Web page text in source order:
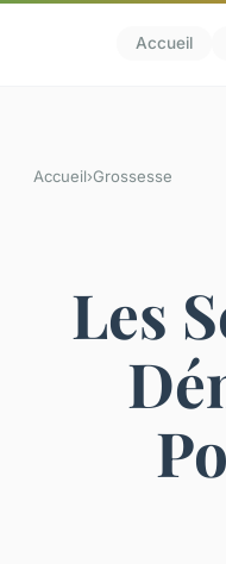
Accueil
Accueil›Grossesse
Les